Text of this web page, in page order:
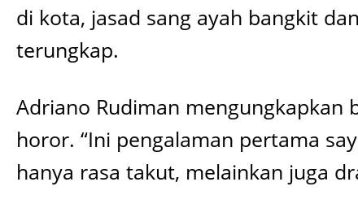
di kota, jasad sang ayah bangkit
terungkap.
Adriano Rudiman mengungkapkan
horor. “Ini pengalaman pertama
hanya rasa takut, melainkan juga